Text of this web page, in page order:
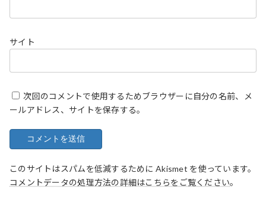
サイト
次回のコメントで使用するためブラウザーに自分の名前、メ
ールアドレス、サイトを保存する。
このサイトはスパムを低減するために Akismet を使っています。
コメントデータの処理方法の詳細はこちらをご覧ください。